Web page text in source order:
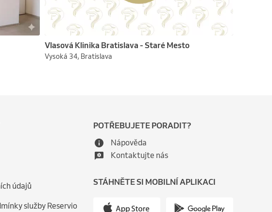
Vlasová Klinika Bratislava - Staré Mesto
Vysoká 34, Bratislava
údajů
služby Reservio
POTŘEBUJETE PORADIT?
Nápověda
Kontaktujte nás
STÁHNĚTE SI MOBILNÍ APLIKACI